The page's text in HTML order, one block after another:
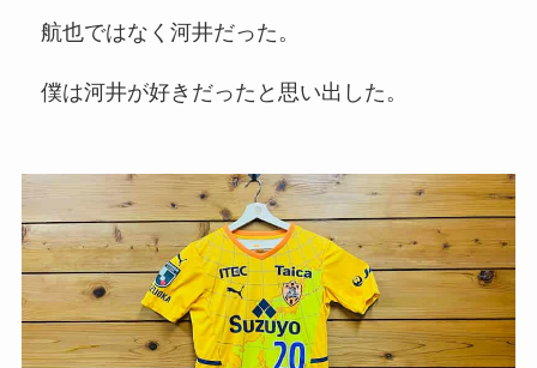
航也ではなく河井だった。
僕は河井が好きだったと思い出した。